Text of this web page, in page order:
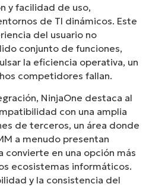
y facilidad de uso,
de TI dinámicos. Este
del usuario no
conjunto de funciones,
la eficiencia operativa, un
competidores fallan.
NinjaOne destaca al
con una amplia
de terceros, un área donde
a menudo presentan
convierte en una opción más
ecosistemas informáticos.
y la consistencia del